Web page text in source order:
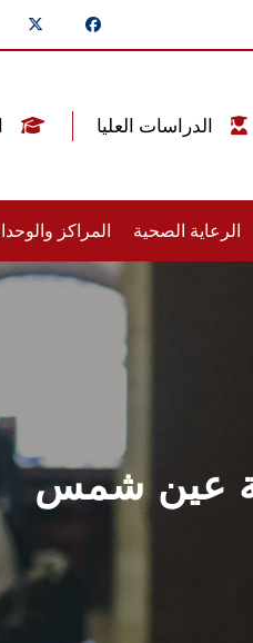
الرعاية الصحية المراكز
عين شمس